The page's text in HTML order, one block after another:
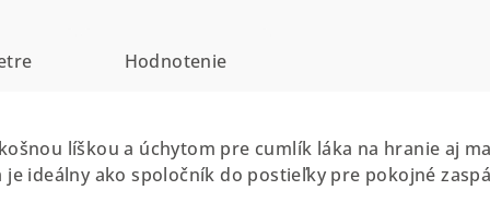
Hodnotenie
líškou a úchytom pre cumlík láka na hranie aj
ideálny ako spoločník do postieľky pre pokojné